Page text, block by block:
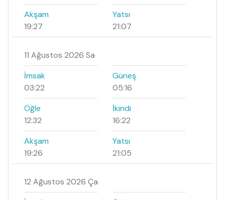
Akşam
19:27
Yatsı
21:07
11 Ağustos 2026 Sa
İmsak
03:22
Güneş
05:16
Öğle
12:32
İkindi
16:22
Akşam
19:26
Yatsı
21:05
12 Ağustos 2026 Ça